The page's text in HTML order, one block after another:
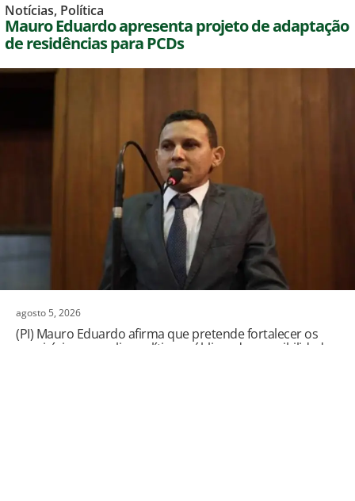
Notícias, Política
Mauro Eduardo apresenta projeto de adaptação
de residências para PCDs
agosto 5, 2026
(PI) Mauro Eduardo afirma que pretende fortalecer os
municípios e ampliar políticas públicas de acessibilidade